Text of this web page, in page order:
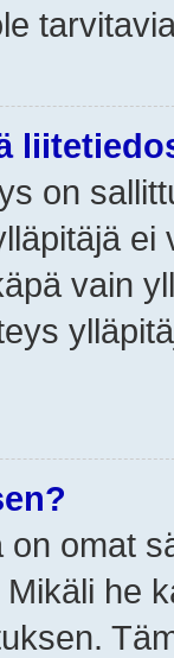
on
vain
omat
he